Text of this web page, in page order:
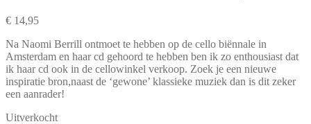
€ 14,95
Na Naomi Berrill ontmoet te hebben op de cello biënnale in
Amsterdam en haar cd gehoord te hebben ben ik zo enthousiast dat
ik haar cd ook in de cellowinkel verkoop. Zoek je een nieuwe
inspiratie bron,naast de ‘gewone’ klassieke muziek dan is dit zeker
een aanrader!
Uitverkocht